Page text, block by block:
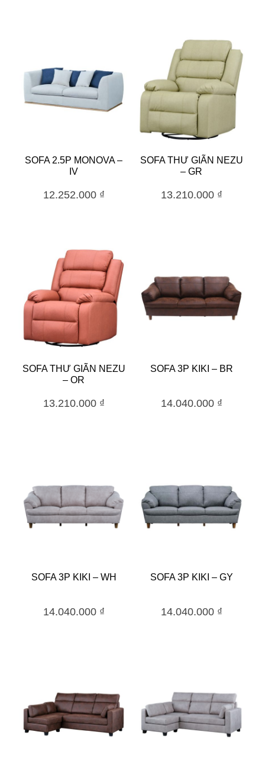
SOFA 2.5P MONOVA –
IV
12.252.000 ₫
SOFA THƯ GIÃN NEZU
– GR
13.210.000 ₫
SOFA THƯ GIÃN NEZU
– OR
13.210.000 ₫
SOFA 3P KIKI – BR
14.040.000 ₫
SOFA 3P KIKI – WH
14.040.000 ₫
SOFA 3P KIKI – GY
14.040.000 ₫